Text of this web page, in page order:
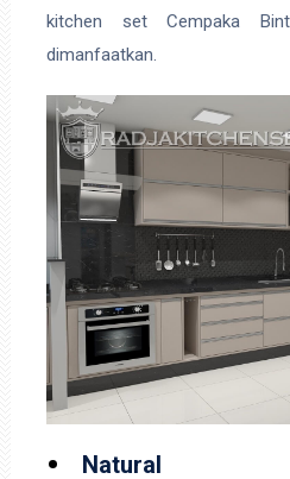
kitchen set Cempaka
dimanfaatkan.
Natural